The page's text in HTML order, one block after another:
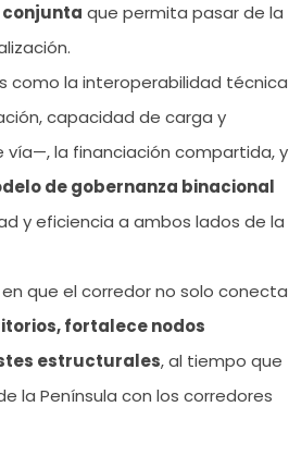
que permita pasar de la
como la interoperabilidad técnica
capacidad de carga y
la financiación compartida, y
de gobernanza binacional
y eficiencia a ambos lados de la
que el corredor no solo conecta
fortalece nodos
estructurales, al tiempo que
la Península con los corredores